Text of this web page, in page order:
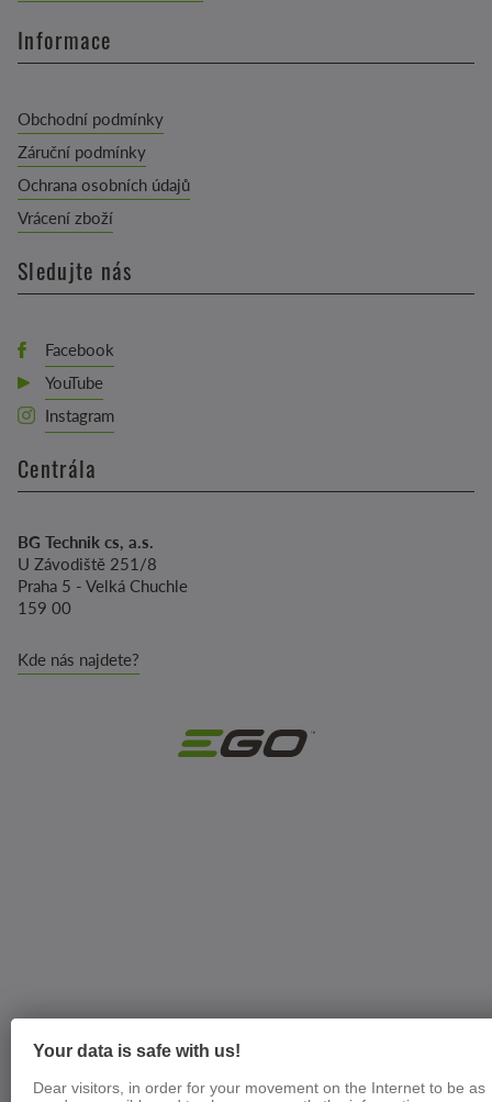
Informace
Obchodní podmínky
Záruční podmínky
Ochrana osobních údajů
Vrácení zboží
Sledujte nás
Facebook
YouTube
Instagram
Centrála
BG Technik cs, a.s.
U Závodiště 251/8
Praha 5 - Velká Chuchle
159 00
Kde nás najdete?
Your data is safe with us!
Dear visitors, in order for your movement on the Internet to be as